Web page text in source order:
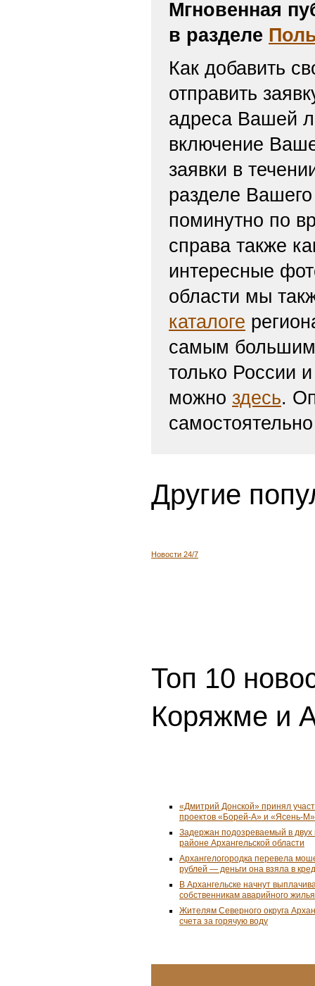
Мгновенная
в разделе
Как добавить
отправить
адреса Вашей
включение
заявки в
разделе
поминутно по
справа также
интересные
области мы
каталоге
самым большим
только России
можно здесь.
Другие
Новости 24/7
Топ 10
Коряжме и
«Дмитрий Донской» принял
проектов «Борей-А» и «Ясень-М»
Задержан подозреваемый в
районе Архангельской области
Архангелогородка перевела
рублей — деньги она взяла в
В Архангельске начнут
собственникам аварийного жилья
Жителям Северного округа
счета за горячую воду